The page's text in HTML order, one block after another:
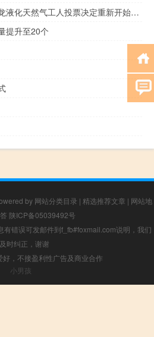
澳大利亚工会代表：雪佛龙液化天然气工人投票决定重新开始罢工将于下周一提交7天通知
提升至20个
by 网站分类目录 | 精选推荐文章 | 网站地
陕ICP备05039492号
有错误可发邮件到f_fb#foxmail.com说明，我们
时纠正，谢谢
，不接盈利性广告及商业合作
小男孩